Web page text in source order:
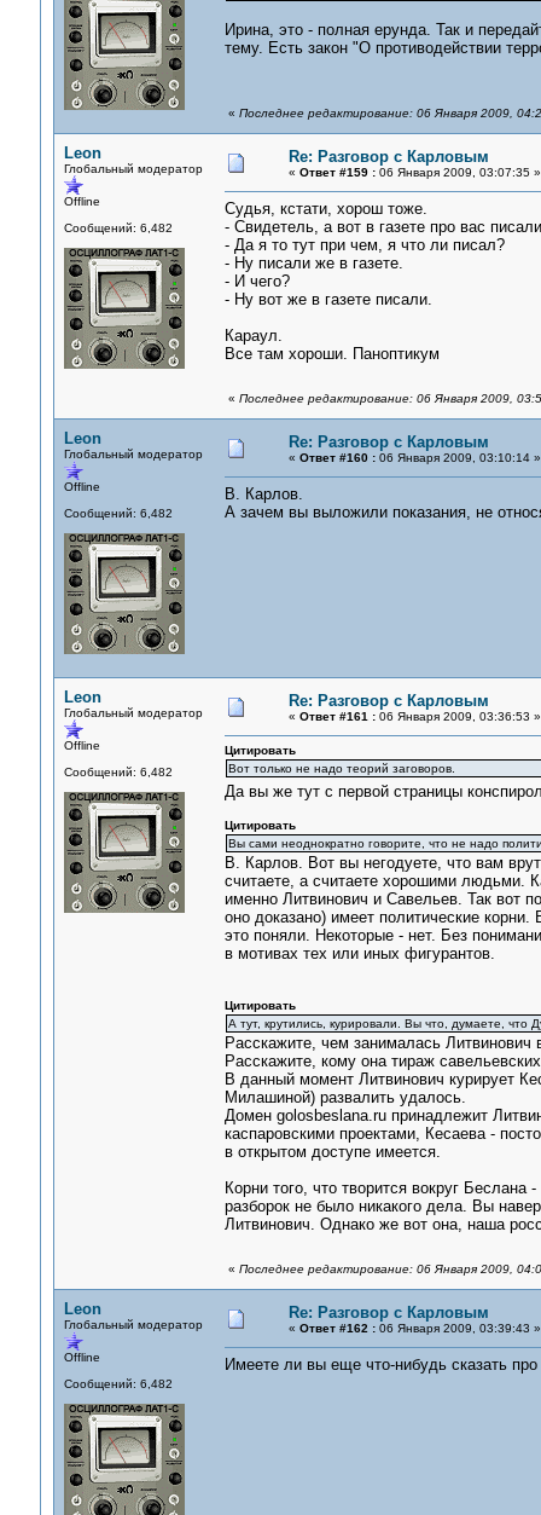
Ирина, это - полная ерунда. Так и
тему. Есть закон "О противодействии
« Последнее редактирование: 06 Января 2009,
Leon
Глобальный модератор
Offline
Сообщений: 6,482
Re: Разговор с Карловым
« Ответ #159 :06 Января 2009, 03:07:35 »
Судья, кстати, хорош тоже.
- Свидетель, а вот в газете про вас
- Да я то тут при чем, я что ли писал?
- Ну писали же в газете.
- И чего?
- Ну вот же в газете писали.
Караул.
Все там хороши. Паноптикум
« Последнее редактирование: 06 Января 2009,
Leon
Глобальный модератор
Offline
Сообщений: 6,482
Re: Разговор с Карловым
« Ответ #160 :06 Января 2009, 03:10:14 »
В. Карлов.
А зачем вы выложили показания, не
Leon
Глобальный модератор
Offline
Сообщений: 6,482
Re: Разговор с Карловым
« Ответ #161 :06 Января 2009, 03:36:53 »
Цитировать
Вот только не надо теорий заговоров.
Да вы же тут с первой страницы
Цитировать
Вы сами неоднократно говорите, что не надо
В. Карлов. Вот вы негодуете, что вам
считаете, а считаете хорошими людьми.
именно Литвинович и Савельев. Так вот
оно доказано) имеет политические
это поняли. Некоторые - нет. Без
в мотивах тех или иных фигурантов.
Цитировать
А тут, крутились, курировали. Вы что, думаете, что
Расскажите, чем занималась
Расскажите, кому она тираж
В данный момент Литвинович курирует
Милашиной) развалить удалось.
Домен golosbeslana.ru принадлежит
каспаровскими проектами, Кесаева -
в открытом доступе имеется.
Корни того, что творится вокруг
разборок не было никакого дела. Вы
Литвинович. Однако же вот она, наша
« Последнее редактирование: 06 Января 2009,
Leon
Глобальный модератор
Offline
Сообщений: 6,482
Re: Разговор с Карловым
« Ответ #162 :06 Января 2009, 03:39:43 »
Имеете ли вы еще что-нибудь сказать